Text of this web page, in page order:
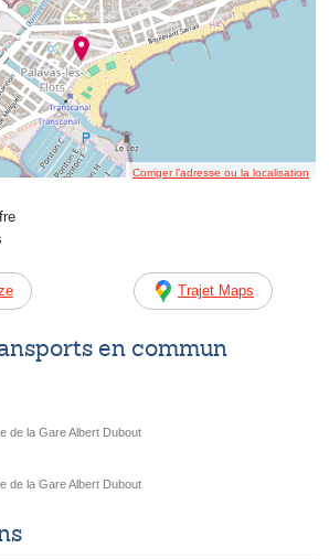
Corriger l’adresse ou la localisation
Trajet Maps
en commun
de la Gare Albert Dubout
de la Gare Albert Dubout